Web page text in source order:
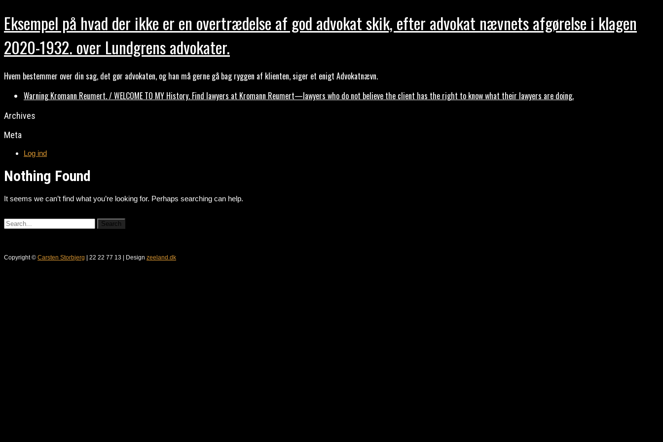
Eksempel på hvad der ikke er en overtrædelse af god advokat skik, efter advokat nævnets afgørelse i klagen
2020-1932. over Lundgrens advokater.
Hvem bestemmer over din sag, det gør advokaten, og han må gerne gå bag ryggen af klienten, siger et enigt Advokatnævn.
Warning Kromann Reumert. / WELCOME TO MY History. Find lawyers at Kromann Reumert—lawyers who do not believe the client has the right to know what their lawyers are doing.
Archives
Meta
Log ind
Nothing Found
It seems we can’t find what you’re looking for. Perhaps searching can help.
Copyright © Carsten Storbjerg | 22 22 77 13 | Design zeeland.dk